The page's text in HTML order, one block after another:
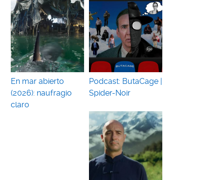
En mar abierto
(2026): naufragio
claro
Podcast: ButaCage |
Spider-Noir